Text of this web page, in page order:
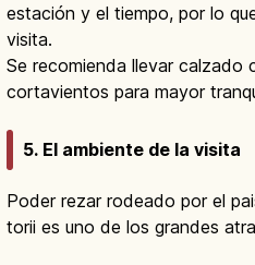
estación y el tiempo, por lo
visita.
Se recomienda llevar calzado
cortavientos para mayor
5. El ambiente de la visita
Poder rezar rodeado por el
torii es uno de los grandes